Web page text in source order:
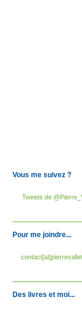
Vous me suivez ?
Tweets de
Pour me joindre...
Des livres et moi...